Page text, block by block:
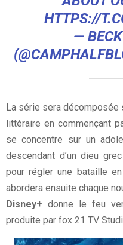
HTTPS://
—
La série sera
littéraire en commençant
se concentre sur un
descendant d’un dieu
pour régler une bataille
abordera ensuite chaque
Disney+ donne le feu
produite par fox 21 TV